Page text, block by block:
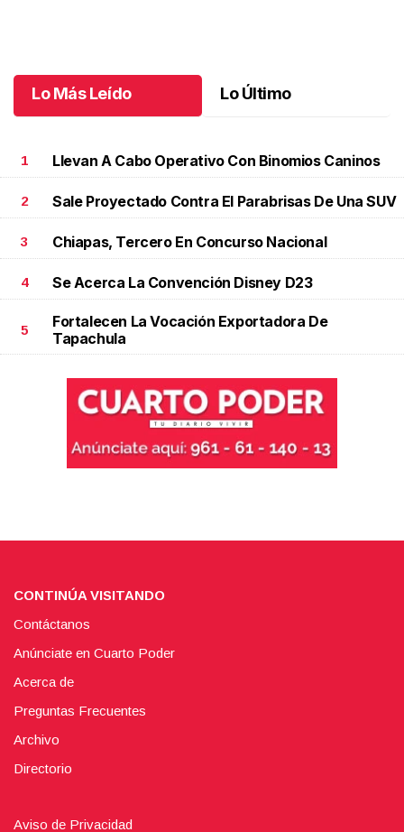
Lo Más Leído Lo Último
1 Llevan A Cabo Operativo Con Binomios Caninos
2 Sale Proyectado Contra El Parabrisas De Una SUV
3 Chiapas, Tercero En Concurso Nacional
4 Se Acerca La Convención Disney D23
5
Fortalecen La Vocación Exportadora De
Tapachula
CONTINÚA VISITANDO
Contáctanos
Anúnciate en Cuarto Poder
Acerca de
Preguntas Frecuentes
Archivo
Directorio
Aviso de Privacidad